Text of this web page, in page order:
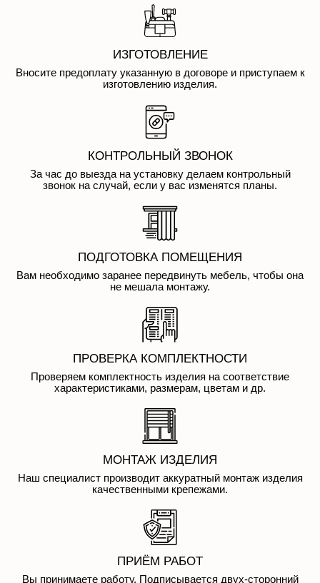
ИЗГОТОВЛЕНИЕ
Вносите предоплату указанную в договоре и приступаем к
изготовлению изделия.
КОНТРОЛЬНЫЙ ЗВОНОК
За час до выезда на установку делаем контрольный
звонок на случай, если у вас изменятся планы.
ПОДГОТОВКА ПОМЕЩЕНИЯ
Вам необходимо заранее передвинуть мебель, чтобы она
не мешала монтажу.
ПРОВЕРКА КОМПЛЕКТНОСТИ
Проверяем комплектность изделия на соответствие
характеристиками, размерам, цветам и др.
МОНТАЖ ИЗДЕЛИЯ
Наш специалист производит аккуратный монтаж изделия
качественными крепежами.
ПРИЁМ РАБОТ
Вы принимаете работу. Подписывается двух-сторонний
акт и получаете гарантию 1 год.